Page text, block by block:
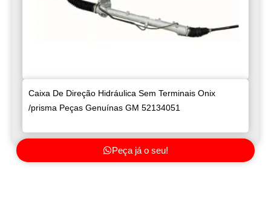
Caixa De Direção Hidráulica Sem Terminais Onix
/prisma Peças Genuínas GM 52134051
Peça já o seu!